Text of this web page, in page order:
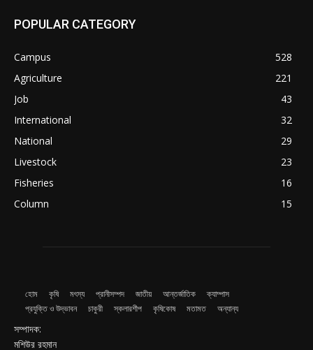
POPULAR CATEGORY
Campus
528
Agriculture
221
Job
43
International
32
National
29
Livestock
23
Fisheries
16
Column
15
হোম কৃষি মৎস্য প্রানীসম্পদ জাতীয় আন্তর্জাতিক
ক্যাম্পাস
প্রযুক্তি ও উদ্ভাবন
চাকুরী স্কলারশীপ কৃষিকোষ মতামত অন্যান্য
সম্পাদক:
মশিউর রহমান